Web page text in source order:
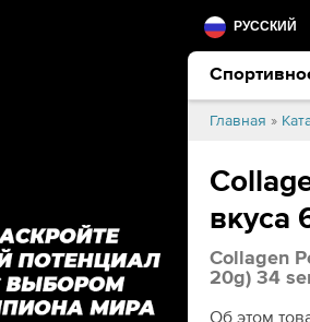
РУССКИЙ
Главная »
вкуса
Collagen
20g) 34
Об этом